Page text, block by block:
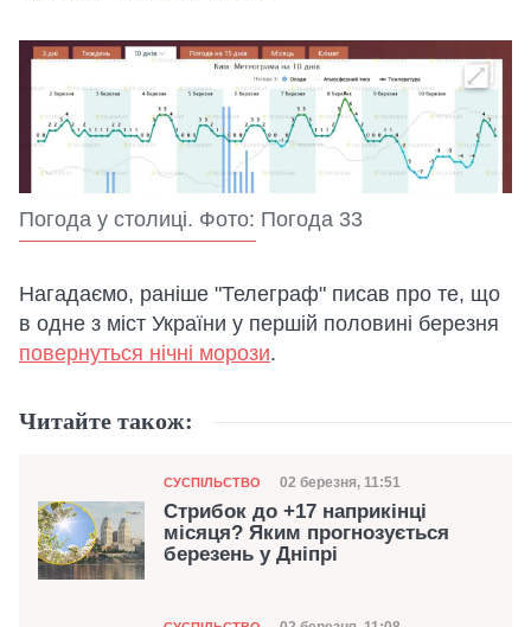
Погода у столиці. Фото: Погода 33
Нагадаємо, раніше "Телеграф" писав про те, що
в одне з міст України у першій половині березня
повернуться нічні морози.
Читайте також:
Категорія
СУСПІЛЬСТВО Дата публікації
02 березня, 11:51
Стрибок до +17 наприкінці
місяця? Яким прогнозується
березень у Дніпрі